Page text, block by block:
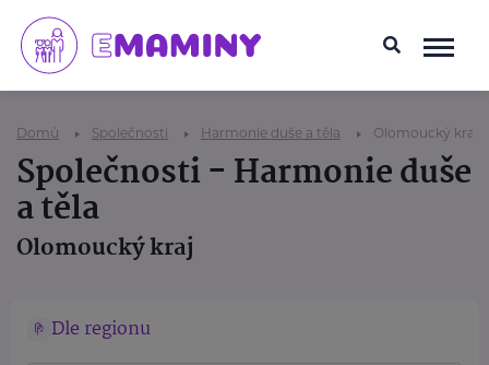
Domů Společnosti Harmonie duše a těla Olomoucký kraj
Společnosti - Harmonie duše
a těla
Olomoucký kraj
Dle regionu